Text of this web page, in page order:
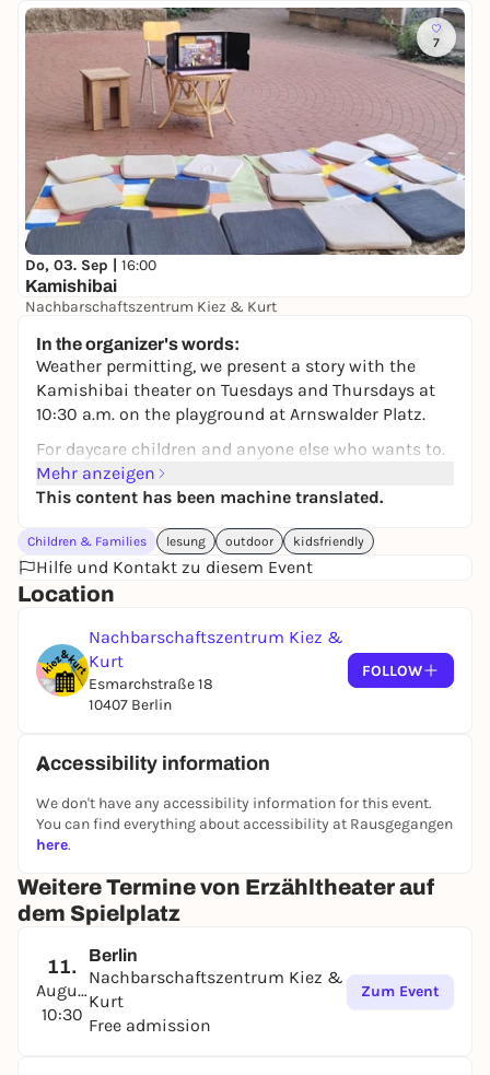
7
Do, 03. Sep | 16:00
Kamishibai
Nachbarschaftszentrum Kiez & Kurt
In the organizer's words:
Weather permitting, we present a story with the
Kamishibai theater on Tuesdays and Thursdays at
10:30 a.m. on the playground at Arnswalder Platz.
For daycare children and anyone else who wants to.
Mehr anzeigen
This content has been machine translated.
Children & Families lesung outdoor kidsfriendly
Hilfe und Kontakt zu diesem Event
Location
Nachbarschaftszentrum Kiez &
Kurt
Esmarchstraße 18
10407 Berlin
FOLLOW
Accessibility information
We don't have any accessibility information for this event.
You can find everything about accessibility at Rausgegangen
here.
Weitere Termine von Erzähltheater auf
dem Spielplatz
11.
August
10:30
Berlin
Nachbarschaftszentrum Kiez &
Kurt
Free admission
Zum Event